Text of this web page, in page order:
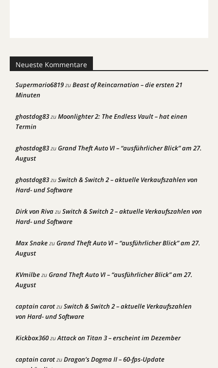
Neueste Kommentare
Supermario6819zuBeast of Reincarnation – die ersten 21
Minuten
ghostdog83zuMoonlighter 2: The Endless Vault – hat einen
Termin
ghostdog83zuGrand Theft Auto VI – “ausführlicher Blick” am 27.
August
ghostdog83zuSwitch & Switch 2 – aktuelle Verkaufszahlen von
Hard- und Software
Dirk von RivazuSwitch & Switch 2 – aktuelle Verkaufszahlen von
Hard- und Software
Max SnakezuGrand Theft Auto VI – “ausführlicher Blick” am 27.
August
KVmilbezuGrand Theft Auto VI – “ausführlicher Blick” am 27.
August
captain carotzuSwitch & Switch 2 – aktuelle Verkaufszahlen
von Hard- und Software
Kickbox360zuAttack on Titan 3 – erscheint im Dezember
captain carotzuDragon’s Dogma II – 60-fps-Update